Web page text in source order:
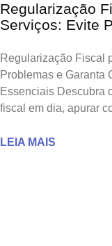
Regularização
Serviços: Evite
Regularização Fiscal
Problemas e Garanta
Essenciais Descubra
fiscal em dia, apurar
LEIA MAIS